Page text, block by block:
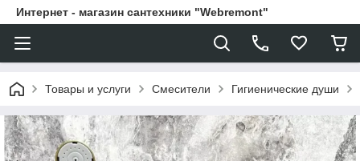
Интернет - магазин сантехники "Webremont"
Товары и услуги Смесители Гигиенические души